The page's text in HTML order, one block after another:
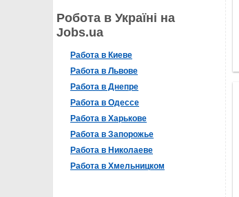
Робота в Україні на
Jobs.ua
Работа в Киеве
Работа в Львове
Работа в Днепре
Работа в Одессе
Работа в Харькове
Работа в Запорожье
Работа в Николаеве
Работа в Хмельницком